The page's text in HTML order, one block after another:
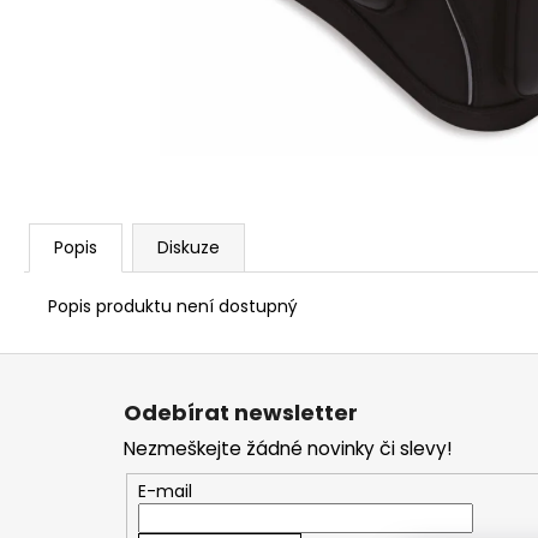
Popis Diskuze
Popis produktu není dostupný
Z
Odebírat newsletter
Nezmeškejte žádné novinky či slevy!
E-mail